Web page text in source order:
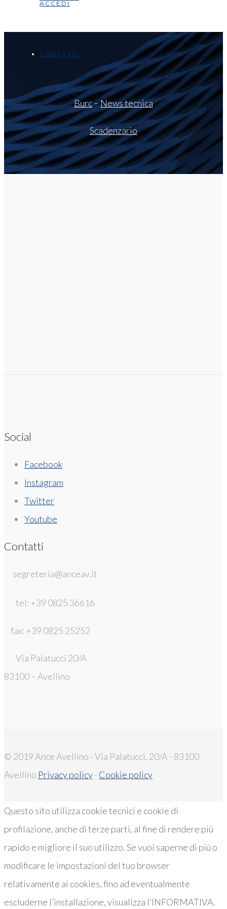
ACCEDI
CONTATTI
Burc–News tecnica
Scadenzario
Social
Facebook
Instagram
Twitter
Youtube
Contatti
segreteria@anceav.it
tel: +39 0825 36616
fax: +39 0825 25252
Via Palatucci 20/A
83100 – Avellino
© 2019 Ance Avellino - Via Palatucci, 20/A - 83100
Avellino Privacy policy- Cookie policy
Questo sito utilizza cookie tecnici e cookie di
profilazione, anche di terze parti, al fine di rendere più
rapido e migliore il suo utilizzo. Se vuoi saperne di più o
modificare le impostazioni del tuo browser
relativamente ai cookies, fino ad eventualmente
escluderne l’installazione, visualizza l’INFORMATIVA.